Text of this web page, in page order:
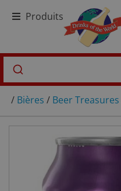
Produits
/ Bières / Beer Treasures